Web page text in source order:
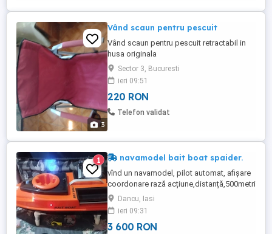
3
Vând scaun pentru pescuit
Vând scaun pentru pescuit retractabil in
husa originala
Sector 3, Bucuresti
ieri 09:51
220 RON
Telefon validat
1 navamodel bait boat spaider.
vînd un navamodel, pilot automat, afișare
coordonare rază acțiune,distanță,500metri
, include doi clești plantare, husă
originală,barca e nouă,mai am două
baterii plumb noi,deci ce e in poze e
real,deci fire întinse.
Dancu, Iasi
ieri 09:31
3 600 RON